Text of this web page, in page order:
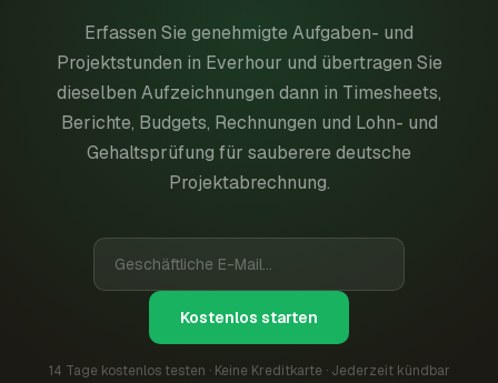
Erfassen Sie genehmigte Aufgaben- und
Projektstunden in Everhour und übertragen Sie
dieselben Aufzeichnungen dann in Timesheets,
Berichte, Budgets, Rechnungen und Lohn- und
Gehaltsprüfung für sauberere deutsche
Projektabrechnung.
Kostenlos starten
14 Tage kostenlos testen · Keine Kreditkarte · Jederzeit kündbar